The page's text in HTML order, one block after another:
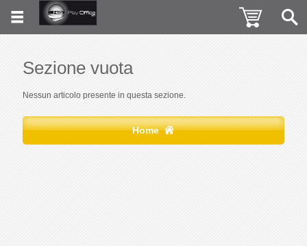
Sezione vuota
Nessun articolo presente in questa sezione.
Home